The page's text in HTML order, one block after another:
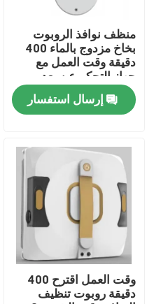
معلومات عنا
جولة في المعمل
اطلب اقتباس
الروبوت مكنسة كهربائية
منظف ​​نوافذ الروبوت
منظف ​​نوافذ الروبوت
بخاخ مزدوج بالماء 400
دقيقة وقت العمل مع
جهاز التحكم عن بعد
إرسال استفسار
وقت العمل اقترح 400
دقيقة روبوت تنظيف